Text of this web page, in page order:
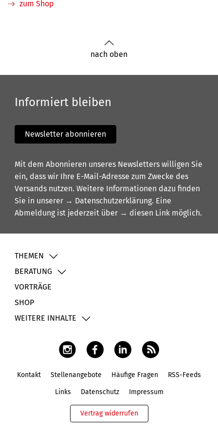
zum Shop
nach oben
Informiert bleiben
Newsletter abonnieren
Mit dem Abonnieren unseres Newsletters willigen Sie
ein, dass wir Ihre E-Mail-Adresse zum Zwecke des
Versands nutzen. Weitere Informationen dazu finden
Sie in unserer → Datenschutzerklärung. Eine
Abmeldung ist jederzeit über → diesen Link möglich.
THEMEN
BERATUNG
VORTRÄGE
SHOP
WEITERE INHALTE
Kontakt Stellenangebote Häufige Fragen RSS-Feeds
Links Datenschutz Impressum
Vertrag widerrufen